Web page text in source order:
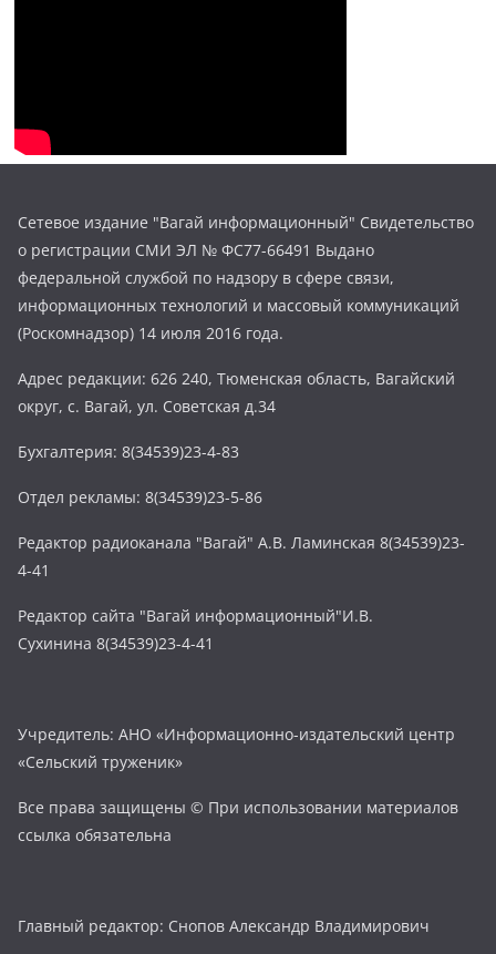
Сетевое издание "Вагай информационный" Свидетельство
о регистрации СМИ ЭЛ № ФС77-66491 Выдано
федеральной службой по надзору в сфере связи,
информационных технологий и массовый коммуникаций
(Роскомнадзор) 14 июля 2016 года.
Адрес редакции: 626 240, Тюменская область, Вагайский
округ, с. Вагай, ул. Советская д.34
Бухгалтерия: 8(34539)23-4-83
Отдел рекламы: 8(34539)23-5-86
Редактор радиоканала "Вагай" А.В. Ламинская 8(34539)23-
4-41
Редактор сайта "Вагай информационный"И.В.
Сухинина 8(34539)23-4-41
Учредитель: АНО «Информационно-издательский центр
«Сельский труженик»
Все права защищены © При использовании материалов
ссылка обязательна
Главный редактор: Снопов Александр Владимирович